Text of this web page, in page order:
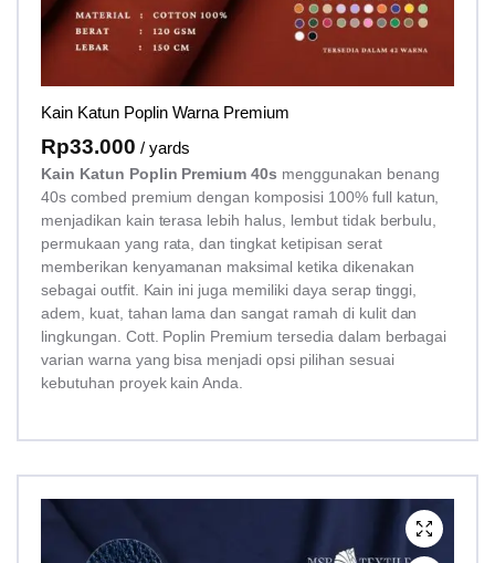
Kain Katun Poplin Warna Premium
Rp33.000 / yards
Kain Katun Poplin Premium 40s menggunakan benang
40s combed premium dengan komposisi 100% full katun,
menjadikan kain terasa lebih halus, lembut tidak berbulu,
permukaan yang rata, dan tingkat ketipisan serat
memberikan kenyamanan maksimal ketika dikenakan
sebagai outfit. Kain ini juga memiliki daya serap tinggi,
adem, kuat, tahan lama dan sangat ramah di kulit dan
lingkungan. Cott. Poplin Premium tersedia dalam berbagai
varian warna yang bisa menjadi opsi pilihan sesuai
kebutuhan proyek kain Anda.